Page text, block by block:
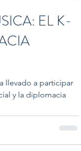
EL K-
llevado a participar
y la diplomacia